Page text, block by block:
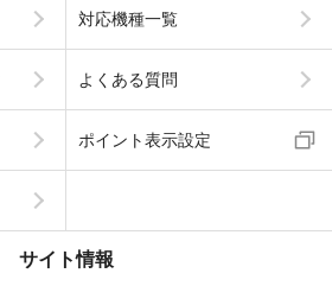
対応機種一覧
よくある質問
ポイント表示設定
サイト情報